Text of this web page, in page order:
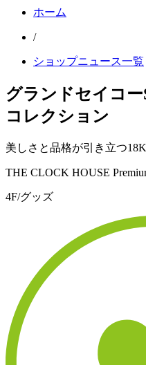
ホーム
/
ショップニュース一覧
グランドセイコ
コレクション
美しさと品格が引き立つ
THE CLOCK HOUSE
4F/グッズ